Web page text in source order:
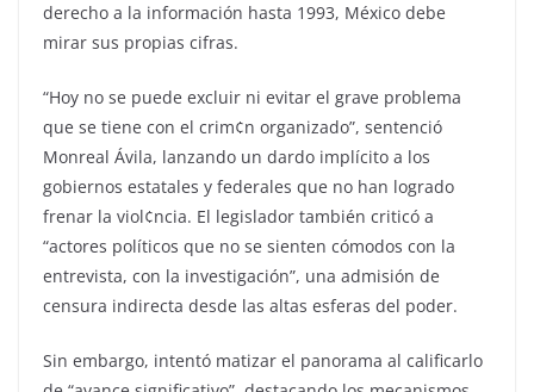
derecho a la información hasta 1993, México debe
mirar sus propias cifras.
“Hoy no se puede excluir ni evitar el grave problema
que se tiene con el crim¢n organizado”, sentenció
Monreal Ávila, lanzando un dardo implícito a los
gobiernos estatales y federales que no han logrado
frenar la viol¢ncia. El legislador también criticó a
“actores políticos que no se sienten cómodos con la
entrevista, con la investigación”, una admisión de
censura indirecta desde las altas esferas del poder.
Sin embargo, intentó matizar el panorama al calificarlo